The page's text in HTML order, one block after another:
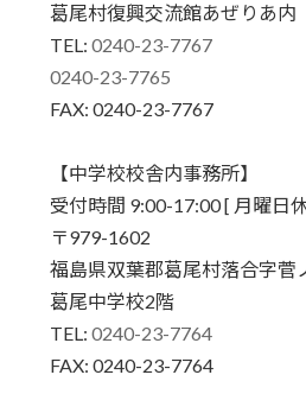
葛尾村復興交流館あぜりあ内
TEL:0240-23-7767
0240-23-7765
FAX: 0240-23-7767
【中学校校舎内事務所】
受付時間 9:00-17:00 [ 月曜日
〒979-1602
福島県双葉郡葛尾村落合字菅
葛尾中学校2階
TEL:0240-23-7764
FAX: 0240-23-7764